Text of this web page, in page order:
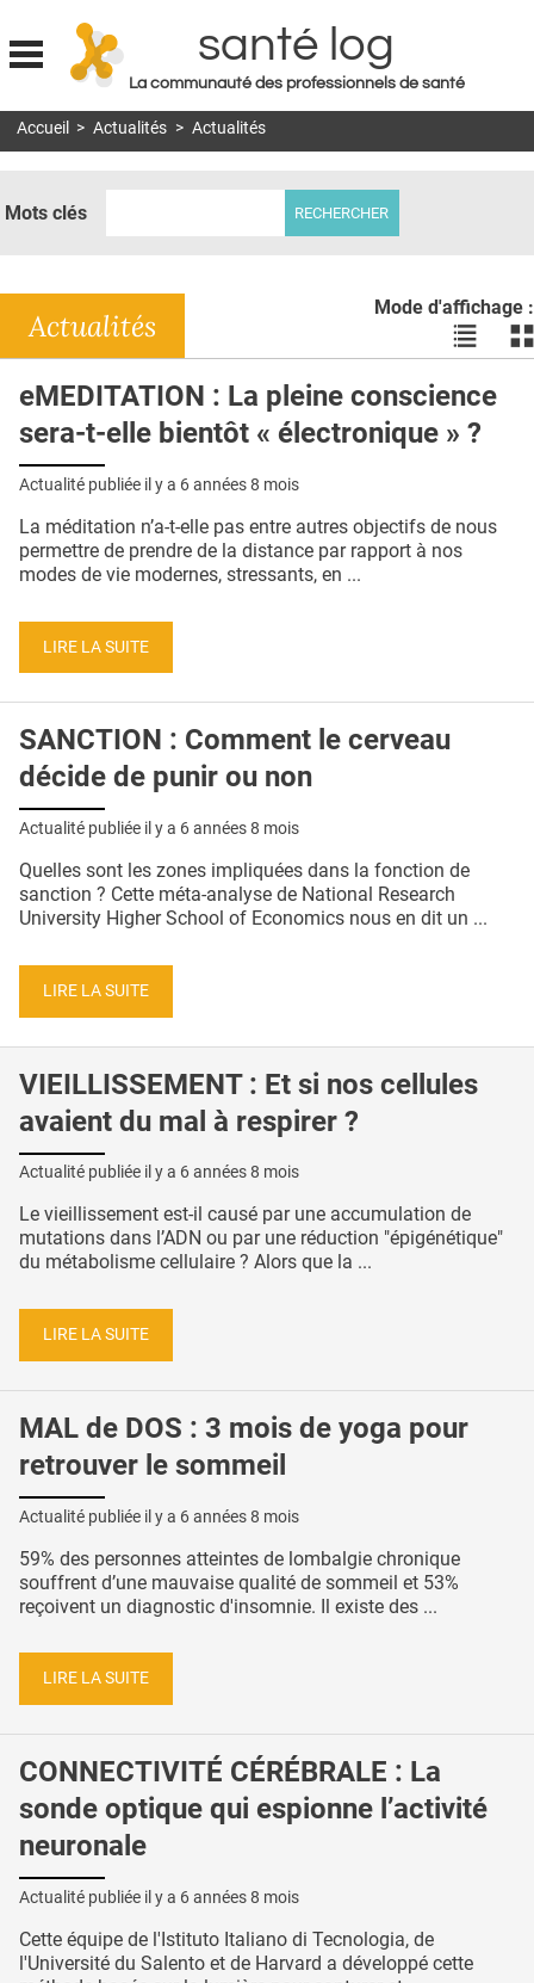
Jump to navigation
santé log
La communauté des professionnels de santé
MON COMPTE
DOSSIERS
RÉSEAUX
E-REVUE SAD
QUI SOMMES-NOUS ?
CONDITIONS GÉNÉRALES
CRÉDITS
Accueil > Actualités > Actualités
Mots clés
Mode d'affichage :
Voir
les
en
liste
les
Actualités
eMEDITATION : La pleine conscience
sera-t-elle bientôt « électronique » ?
Actualité publiée il y a 6 années 8 mois
La méditation n’a-t-elle pas entre autres objectifs de nous
permettre de prendre de la distance par rapport à nos
modes de vie modernes, stressants, en ...
LIRE LA SUITE
SANCTION : Comment le cerveau
décide de punir ou non
Actualité publiée il y a 6 années 8 mois
Quelles sont les zones impliquées dans la fonction de
sanction ? Cette méta-analyse de National Research
University Higher School of Economics nous en dit un ...
LIRE LA SUITE
VIEILLISSEMENT : Et si nos cellules
avaient du mal à respirer ?
Actualité publiée il y a 6 années 8 mois
Le vieillissement est-il causé par une accumulation de
mutations dans l’ADN ou par une réduction "épigénétique"
du métabolisme cellulaire ? Alors que la ...
LIRE LA SUITE
MAL de DOS : 3 mois de yoga pour
retrouver le sommeil
Actualité publiée il y a 6 années 8 mois
59% des personnes atteintes de lombalgie chronique
souffrent d’une mauvaise qualité de sommeil et 53%
reçoivent un diagnostic d'insomnie. Il existe des ...
LIRE LA SUITE
CONNECTIVITÉ CÉRÉBRALE : La
sonde optique qui espionne l’activité
neuronale
Actualité publiée il y a 6 années 8 mois
Cette équipe de l'Istituto Italiano di Tecnologia, de
l'Université du Salento et de Harvard a développé cette